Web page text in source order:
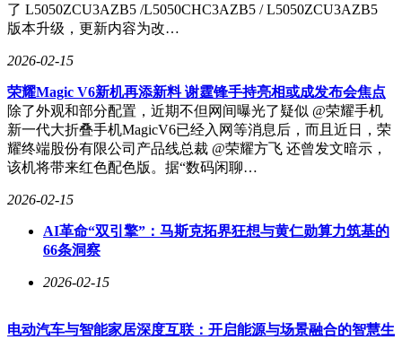
了 L5050ZCU3AZB5 /L5050CHC3AZB5 / L5050ZCU3AZB5
版本升级，更新内容为改…
2026-02-15
荣耀Magic V6新机再添新料 谢霆锋手持亮相或成发布会焦点
除了外观和部分配置，近期不但网间曝光了疑似 @荣耀手机
新一代大折叠手机MagicV6已经入网等消息后，而且近日，荣
耀终端股份有限公司产品线总裁 @荣耀方飞 还曾发文暗示，
该机将带来红色配色版。据“数码闲聊…
2026-02-15
AI革命“双引擎”：马斯克拓界狂想与黄仁勋算力筑基的
66条洞察
2026-02-15
电动汽车与智能家居深度互联：开启能源与场景融合的智慧生